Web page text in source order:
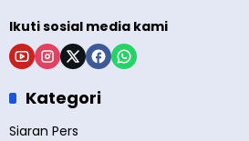
Ikuti sosial media kami
Kategori
Siaran Pers